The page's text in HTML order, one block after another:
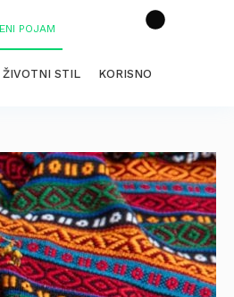
ŽIVOTNI STIL KORISNO